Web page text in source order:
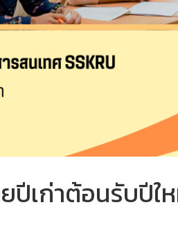
ปีเก่าต้อนรับปีใ